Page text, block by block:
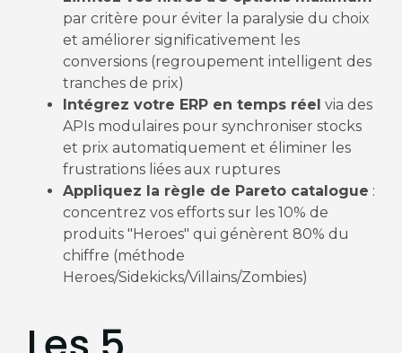
par critère pour éviter la paralysie du choix
et améliorer significativement les
conversions (regroupement intelligent des
tranches de prix)
Intégrez votre ERP en temps réel via des
APIs modulaires pour synchroniser stocks
et prix automatiquement et éliminer les
frustrations liées aux ruptures
Appliquez la règle de Pareto catalogue :
concentrez vos efforts sur les 10% de
produits "Heroes" qui génèrent 80% du
chiffre (méthode
Heroes/Sidekicks/Villains/Zombies)